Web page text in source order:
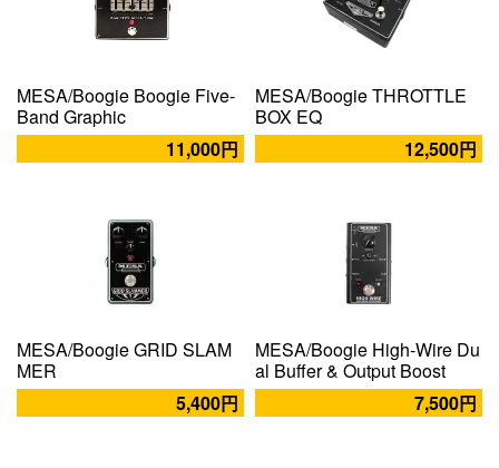
MESA/Boogie Boogie Five-
Band Graphic
11,000円
MESA/Boogie THROTTLE
BOX EQ
12,500円
MESA/Boogie GRID SLAM
MER
5,400円
MESA/Boogie High-Wire Du
al Buffer & Output Boost
7,500円